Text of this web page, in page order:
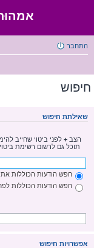
התחבר
חיפוש
שאילתת חיפוש
הצב + לפני ביטוי שחייב
תוכל גם לרשום רשימת
חפש הודעות הכוללות
חפש הודעות הכוללות
אפשרויות חיפוש